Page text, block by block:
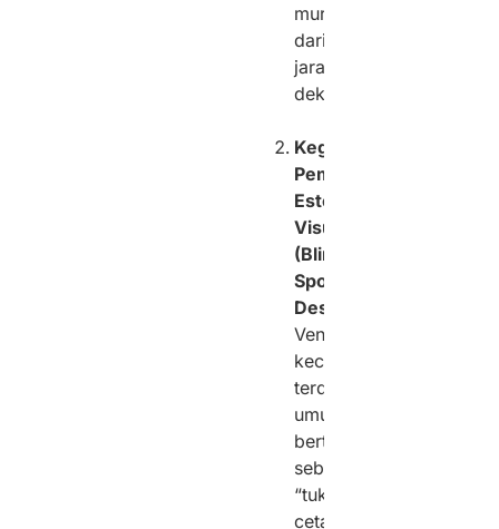
murahan
dari
jarak
dekat.
Kegagalan
Pemahaman
Estetika
Visual
(Blind
Spot
Desain):
Vendor
kecil
terdekat
umumnya
bertindak
sebagai
“tukang
cetak”